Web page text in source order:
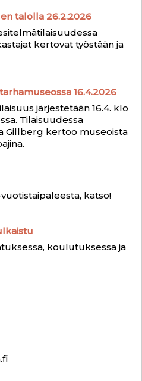
talolla 26.2.2026
kertovat työstään ja
16.4.2026
järjestetään 16.4. klo
Tilaisuudessa
Gillberg kertoo museoista
katso!
koulutuksessa ja